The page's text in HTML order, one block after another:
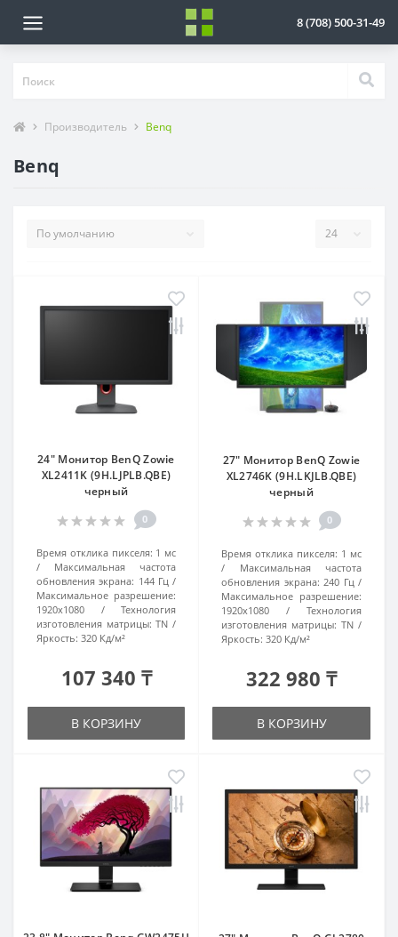
8 (708) 500-31-49
Производитель Benq
Benq
24" Монитор BenQ Zowie
XL2411K (9H.LJPLB.QBE)
черный
0
Время отклика пикселя: 1 мс
Максимальная частота
обновления экрана: 144 Гц
Максимальное разрешение:
1920x1080
Технология
изготовления матрицы: TN
Яркость: 320 Кд/м²
107 340 ₸
В КОРЗИНУ
27" Монитор BenQ Zowie
XL2746K (9H.LKJLB.QBE)
черный
0
Время отклика пикселя: 1 мс
Максимальная частота
обновления экрана: 240 Гц
Максимальное разрешение:
1920x1080
Технология
изготовления матрицы: TN
Яркость: 320 Кд/м²
322 980 ₸
В КОРЗИНУ